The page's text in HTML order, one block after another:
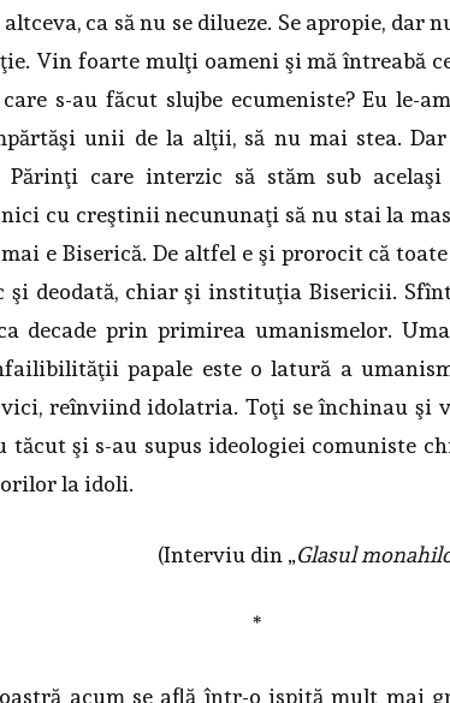
ca să nu se dilueze. Se apropie, dar
Vin foarte mulţi oameni şi mă întreabă
s-au făcut slujbe ecumeniste? Eu le-
unii de la alţii, să nu mai stea.
Părinţi care interzic să stăm sub
nici cu creştinii necununaţi să nu stai la
e Biserică. De altfel e şi prorocit că
şi deodată, chiar şi instituţia Bisericii.
decade prin primirea umanismelor.
papale este o latură a
reînviind idolatria. Toţi se închinau şi
tăcut şi s-au supus ideologiei comuniste
la idoli.
(Interviu din „Glasul
*
acum se află într-o ispită mult mai